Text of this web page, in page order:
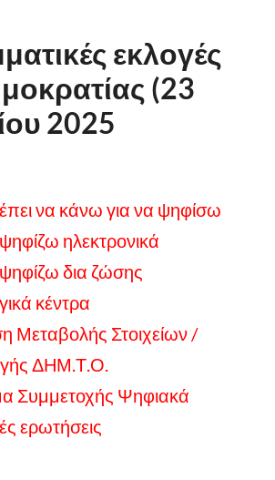
εκλογές
(23
2025
να κάνω για να ψηφίσω
ηλεκτρονικά
δια ζώσης
κέντρα
Μεταβολής Στοιχείων /
ΔΗΜ.Τ.Ο.
Συμμετοχής Ψηφιακά
ερωτήσεις